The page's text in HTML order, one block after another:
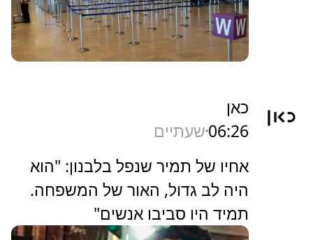
כאן
06:26שעתיים
אחיו של תמיר שנפל בלבנון: "הוא
היה לב גדול, האור של המשפחה.
תמיד היו סביבו אנשים"